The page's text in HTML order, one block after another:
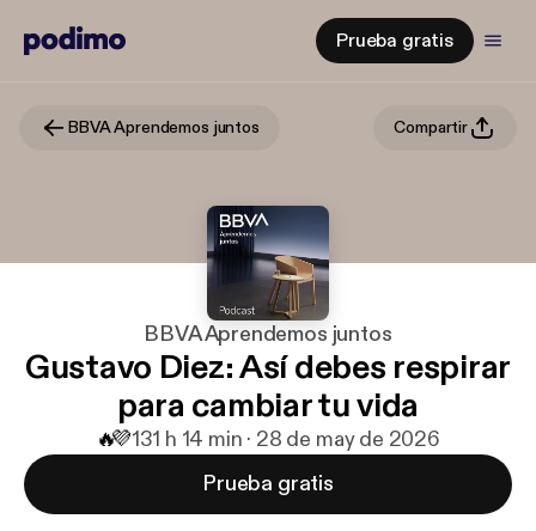
Prueba gratis
BBVA Aprendemos juntos Compartir
BBVA Aprendemos juntos
Gustavo Diez: Así debes respirar
para cambiar tu vida
🔥💜131 h 14 min · 28 de may de 2026
Prueba gratis